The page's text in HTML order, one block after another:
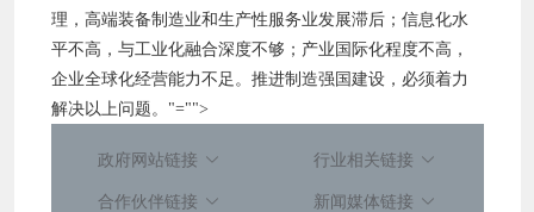
理，高端装备制造业和生产性服务业发展滞后；信息化水
平不高，与工业化融合深度不够；产业国际化程度不高，
企业全球化经营能力不足。推进制造强国建设，必须着力
解决以上问题。 "="">
政府网站链接 行业相关链接
合作伙伴链接 新闻媒体链接